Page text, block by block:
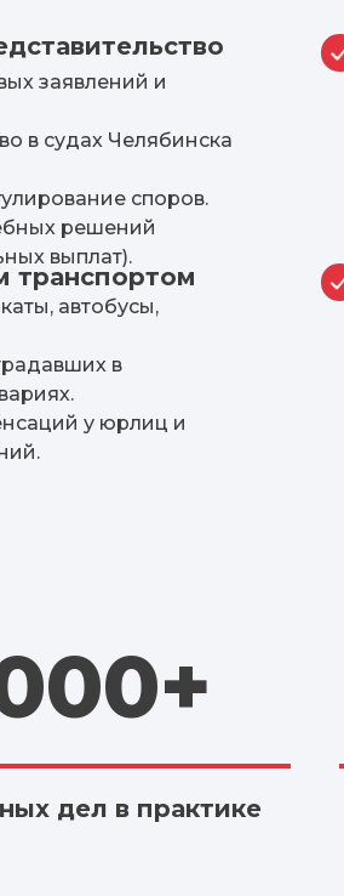
заявлений и
в судах Челябинска
споров.
решений
выплат).
транспортом
автобусы,
в
у юрлиц и
дел в практике